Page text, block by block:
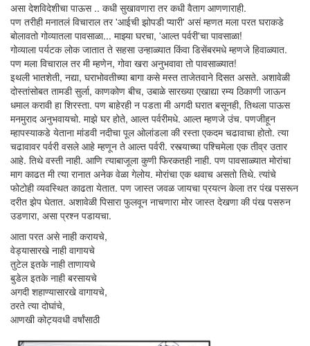
असा देशविदेशीचा पाऊस .. कधी सुखावणारा तर कधी वैताग आणणाराही.
पण तरीही मनातलं विचाराल तर 'आईची झोपडी प्यारी' असं म्हणत मला परत घराकडे
बोलावतो गोव्यातला पावसाळा... माझ्या घरचा, 'आल्त पर्वरी'चा पावसाळा!
गोव्याला पर्यटक लोक जातात ते सहसा उन्हाळ्यात किंवा डिसेंबरमधे म्हणजे हिवाळ्यात.
पण मला विचाराल तर मी म्हणेन, गोवा खरा अनुभवावा तो पावसाळ्यात!
इथली भातशेती, नद्या, घराभोवतीच्या बागा कसे मस्त ताजेतवाने दिसत असते. अशावेळी
दोस्तांसोबत तामडी सुर्ला, काणकोण बीच, उबाळे सारख्या एखाद्या रम्य ठिकाणी जाऊन
धमाल करावी हा शिरस्ता. पण बाहेरही न पडता मी अगदी घरात बसूनही, तिथला पाऊस
मनमुराद अनुभवायचो. माझे घर होते, आल्त पर्वरीमधे. आल्त म्हणजे उंच. पणजीहून
म्हापस्याकडे येताना मांडवी नदीचा पूल ओलांडला की रस्ता एकदम चढावाचा होतो. त्या
चढावावर पर्वरी वसले आहे म्हणून ते आल्त पर्वरी. रस्त्याच्या पश्चिमेला एक तीव्र उतार
आहे. तिथे वस्ती नाही. आणि त्याबाजूला कुणी फिरकतही नाही. पण पावसाळ्यात मोरांचा
माग काढत मी त्या रानात अनेक वेळा गेलोय. मोरांचा एक थवाच असतो तिथे. त्यांचे
फोटोही व्यवस्थित काढता येतात. पण जास्त जवळ जायचा प्रयत्न केला तर पंख पसरून
दरीत झेप घेतात. अशावेळी पिसारा फुलवून नाचणारा मोर जास्त देखणा की पंख पसरुन
उडणारा, असा प्रश्न पडायचा.
आता परत असे नाही करायचे,
वेड्यासारखे नाही वागायचे
तुटेल इतके नाही ताणायचे
बुडेल इतके नाही बरसायचे
अगदी शहाण्यासारखे वागायचे,
ठरते त्या दोघांचे,
आणखी कोट्यवधी वर्षांसाठी